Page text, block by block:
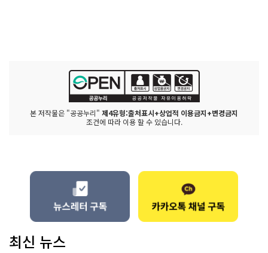
본 저작물은 "공공누리" 제4유형:출처표시+상업적 이용금지+변경금지
조건에 따라 이용 할 수 있습니다.
최신 뉴스